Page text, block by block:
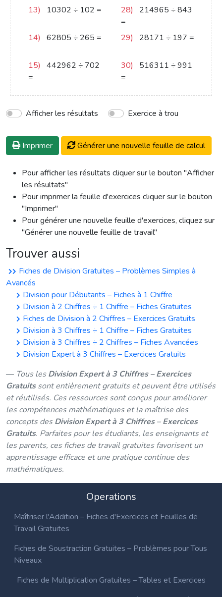
13)
10302 ÷ 102 =
14)
62805 ÷ 265 =
15)
442962 ÷ 702
=
28)
214965 ÷843
=
29)
28171 ÷ 197 =
30)
516311 ÷991
=
Afficher les résultats Exercice à trou
Imprimer Générer une nouvelle feuille de calcul
Pour afficher les résultats cliquer sur le bouton "Afficher
les résultats"
Pour imprimer la feuille d'exercices cliquer sur le bouton
"Imprimer"
Pour générer une nouvelle feuille d'exercices, cliquez sur
"Générer une nouvelle feuille de travail"
Trouver aussi
Fiches de Division Gratuites – Problèmes Simples à
Avancés
Division pour Débutants – Fiches à 1 Chiffre
Division à 2 Chiffres ÷ 1 Chiffre – Fiches Gratuites
Fiches de Division à 2 Chiffres – Exercices Gratuits
Division à 3 Chiffres ÷ 1 Chiffre – Fiches Gratuites
Division à 3 Chiffres ÷ 2 Chiffres – Fiches Avancées
Division Expert à 3 Chiffres – Exercices Gratuits
Tous lesDivision Expert à 3 Chiffres – Exercices
Gratuitssont entièrement gratuits et peuvent être utilisés
et réutilisés. Ces ressources sont conçus pour améliorer
les compétences mathématiques et la maîtrise des
concepts desDivision Expert à 3 Chiffres – Exercices
Gratuits. Parfaites pour les étudiants, les enseignants et
les parents, ces fiches de travail gratuites favorisent un
apprentissage efficace et une pratique continue des
mathématiques.
Operations
Maîtriser l'Addition – Fiches d'Exercices et Feuilles de
Travail Gratuites
Fiches de Soustraction Gratuites – Problèmes pour Tous
Niveaux
Fiches de Multiplication Gratuites – Tables et Exercices